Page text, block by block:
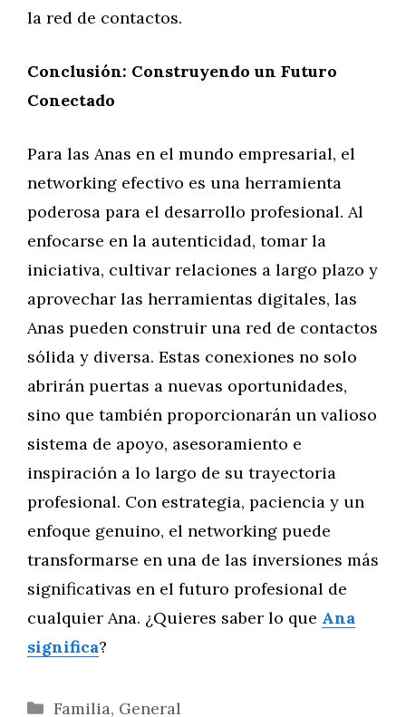
la red de contactos.
Conclusión: Construyendo un Futuro
Conectado
Para las Anas en el mundo empresarial, el
networking efectivo es una herramienta
poderosa para el desarrollo profesional. Al
enfocarse en la autenticidad, tomar la
iniciativa, cultivar relaciones a largo plazo y
aprovechar las herramientas digitales, las
Anas pueden construir una red de contactos
sólida y diversa. Estas conexiones no solo
abrirán puertas a nuevas oportunidades,
sino que también proporcionarán un valioso
sistema de apoyo, asesoramiento e
inspiración a lo largo de su trayectoria
profesional. Con estrategia, paciencia y un
enfoque genuino, el networking puede
transformarse en una de las inversiones más
significativas en el futuro profesional de
cualquier Ana. ¿Quieres saber lo que Ana
significa?
Categorías
Familia, General